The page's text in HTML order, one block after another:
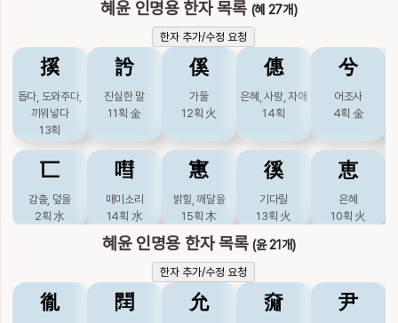
혜윤 인명용 한자 목록 (혜 27개)
한자 추가/수정 요청
㨙
돕다, 도와주다,
끼워넣다
13획
䚷
진실한 말
11획 金
傒
가둘
12획 火
僡
은혜, 사랑, 자애
14획
兮
어조사
4획 金
匸
감출, 덮을
2획 水
嘒
매미소리
14획 水
寭
밝힐, 깨달을
15획 木
徯
기다릴
13획 火
恵
은혜
10획 火
은혜
12획 火
慧
총명할
15획火
憓
사랑할
15획火
暳
별반짝거릴
15획 火
나무이름
14획
혜윤 인명용 한자 목록(윤 21개)
한자 추가/수정 요청
㣧 䦞 允 奫 尹